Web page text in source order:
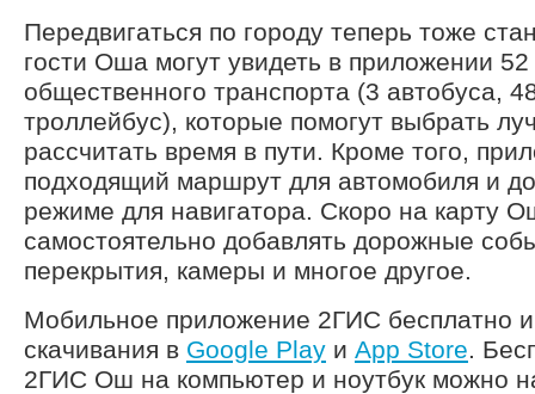
Передвигаться по городу теперь тоже
гости Оша могут увидеть в приложении
общественного транспорта (3 автобуса,
троллейбус), которые помогут выбрать
рассчитать время в пути. Кроме того,
подходящий маршрут для автомобиля и
режиме для навигатора. Скоро на карту
самостоятельно добавлять дорожные
перекрытия, камеры и многое другое.
Мобильное приложение 2ГИС бесплатно
скачивания в Google Play и App Store.
2ГИС Ош на компьютер и ноутбук можно